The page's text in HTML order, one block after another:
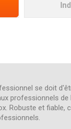
se doit
professionnels
Robuste et